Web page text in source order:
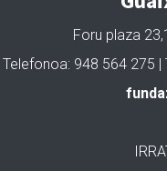
Foru plaza
Telefonoa: 948 564 275